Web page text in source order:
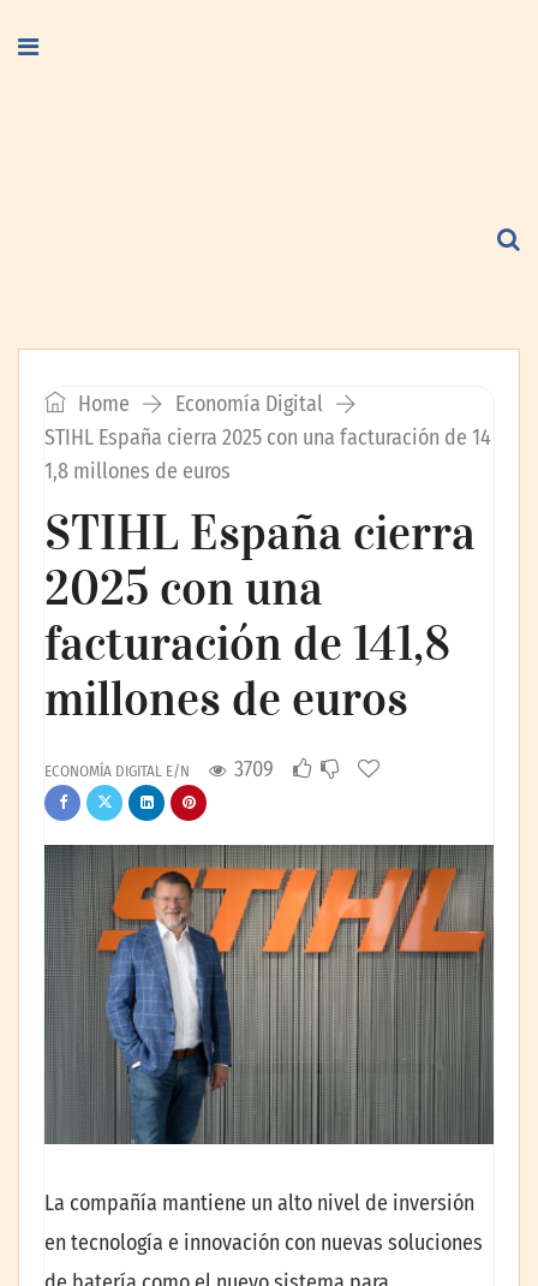
Home
Economía Digital
STIHL España cierra 2025 con una facturación de 14
1,8 millones de euros
STIHL España cierra
2025 con una
facturación de 141,8
millones de euros
ECONOMÍA DIGITAL E/N 3709
La compañía mantiene un alto nivel de inversión
en tecnología e innovación con nuevas soluciones